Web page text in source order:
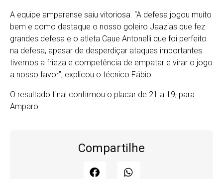
A equipe amparense saiu vitoriosa. “A defesa jogou muito
bem e como destaque o nosso goleiro Jaazias que fez
grandes defesa e o atleta Caue Antonelli que foi perfeito
na defesa, apesar de desperdiçar ataques importantes
tivemos a frieza e competência de empatar e virar o jogo
a nosso favor”, explicou o técnico Fábio.
O resultado final confirmou o placar de 21 a 19, para
Amparo.
Compartilhe